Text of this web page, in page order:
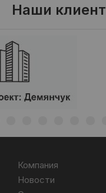
Наши
Компания
Новости